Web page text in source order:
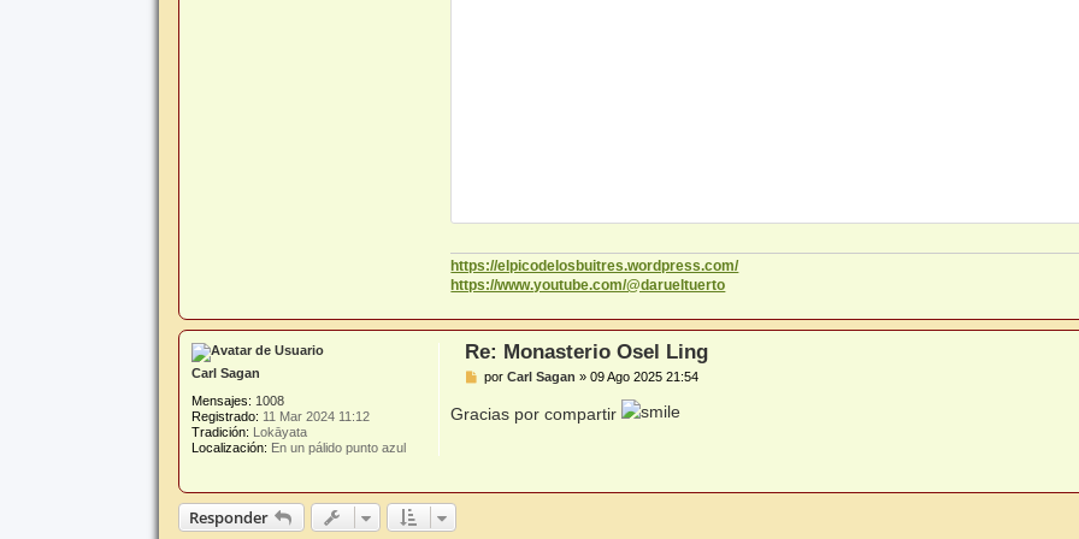
https://elpicodelosbuitres.wordpress.com/
https://www.youtube.com/@darueltuerto
Carl Sagan
Mensajes: 1008
Registrado: 11 Mar 2024 11:12
Tradición: Lokāyata
Localización: En un pálido punto azul
Re: Monasterio Osel Ling
M
s
porCarl Sagan »09 Ago 2025 21:54
Gracias por compartir
Responder